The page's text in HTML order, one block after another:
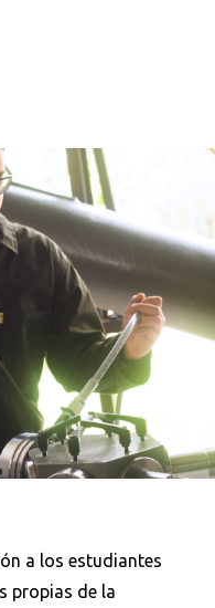
a los estudiantes
propias de la